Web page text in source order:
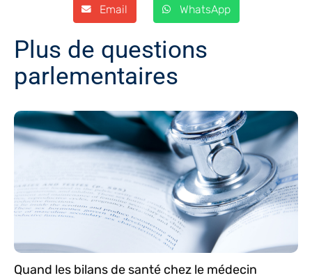
Email WhatsApp
Plus de questions
parlementaires
Quand les bilans de santé chez le médecin